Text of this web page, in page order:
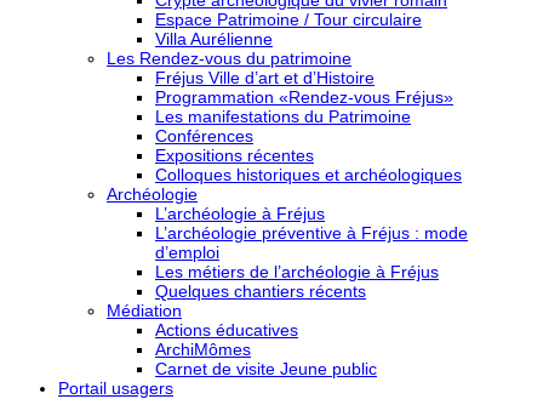
Espace Patrimoine / Tour circulaire
Villa Aurélienne
Les Rendez-vous du patrimoine
Fréjus Ville d’art et d’Histoire
Programmation «Rendez-vous Fréjus»
Les manifestations du Patrimoine
Conférences
Expositions récentes
Colloques historiques et archéologiques
Archéologie
L’archéologie à Fréjus
L’archéologie préventive à Fréjus : mode
d’emploi
Les métiers de l’archéologie à Fréjus
Quelques chantiers récents
Médiation
Actions éducatives
ArchiMômes
Carnet de visite Jeune public
Portail usagers